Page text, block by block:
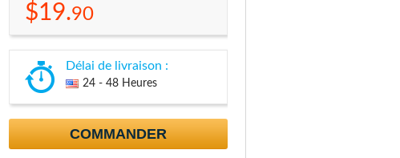
$19.90
Délai de livraison :
24 - 48 Heures
COMMANDER